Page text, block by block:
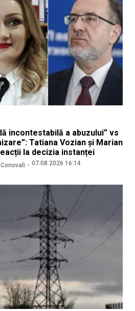
incontestabilă a abuzului” vs
Tatiana Vozian și Marian
la decizia instanței
07.08.2026 16:14